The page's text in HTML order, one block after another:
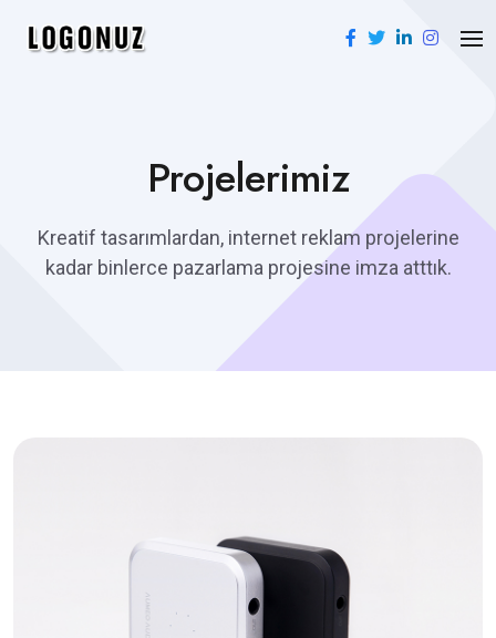
Projelerimiz
Kreatif tasarımlardan, internet reklam projelerine
kadar binlerce pazarlama projesine imza atttık.